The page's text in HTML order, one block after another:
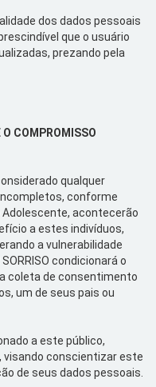
dos dados pessoais
que o usuário
prezando pela
O COMPROMISSO
qualquer
conforme
acontecerão
a estes indivíduos,
a vulnerabilidade
SORRISO condicionará o
coleta de consentimento
um de seus pais ou
a este público,
visando conscientizar este
de seus dados pessoais.